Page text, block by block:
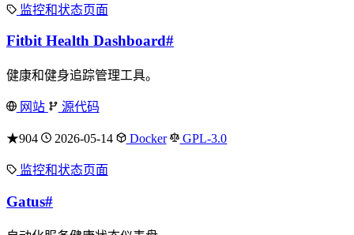
监控和状态页面
Fitbit Health Dashboard#
健康和健身追踪管理工具。
网站 源代码
★904 2026-05-14 Docker GPL-3.0
监控和状态页面
Gatus#